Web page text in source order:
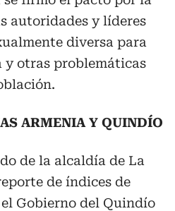
autoridades y líderes
diversa para
y otras problemáticas
ARMENIA Y QUINDÍO
de la alcaldía de La
de índices de
Gobierno del Quindío